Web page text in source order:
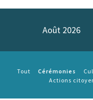
Tout Cérémonies
Actions